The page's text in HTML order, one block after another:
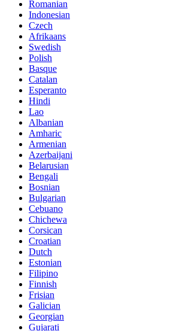
Romanian
Indonesian
Czech
Afrikaans
Swedish
Polish
Basque
Catalan
Esperanto
Hindi
Lao
Albanian
Amharic
Armenian
Azerbaijani
Belarusian
Bengali
Bosnian
Bulgarian
Cebuano
Chichewa
Corsican
Croatian
Dutch
Estonian
Filipino
Finnish
Frisian
Galician
Georgian
Gujarati